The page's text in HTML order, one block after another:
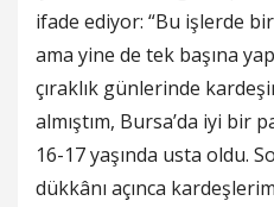
ifade ediyor: “Bu işlerde
ama yine de tek başına
çıraklık günlerinde
almıştım, Bursa’da iyi bir
16-17 yaşında usta oldu.
dükkânı açınca